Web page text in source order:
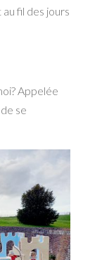
fil des jours
Appelée
se